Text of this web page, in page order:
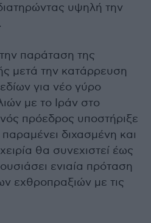
υψηλή την
παράταση της
μετά την κατάρρευση
για νέο γύρο
με το Ιράν στο
πρόεδρος υποστήριξε
διχασμένη και
θα συνεχιστεί έως
ενιαία πρόταση
εχθροπραξιών με τις